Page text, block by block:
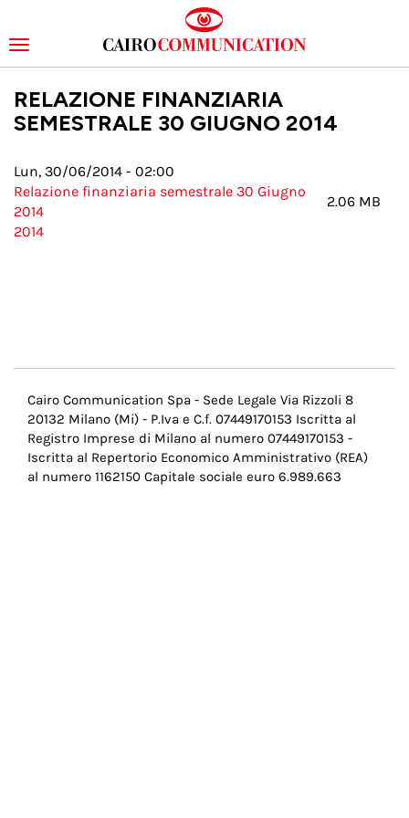
contenuto
principale
Toggle
navigation
RELAZIONE FINANZIARIA
SEMESTRALE 30 GIUGNO 2014
Lun, 30/06/2014 - 02:00
Relazione finanziaria semestrale 30 Giugno
2014
2.06 MB
2014
Menu
Pie
di
pagina
Cairo Communication Spa - Sede Legale Via Rizzoli 8
20132 Milano (Mi) - P.Iva e C.f. 07449170153 Iscritta al
Registro Imprese di Milano al numero 07449170153 -
Iscritta al Repertorio Economico Amministrativo (REA)
al numero 1162150 Capitale sociale euro 6.989.663